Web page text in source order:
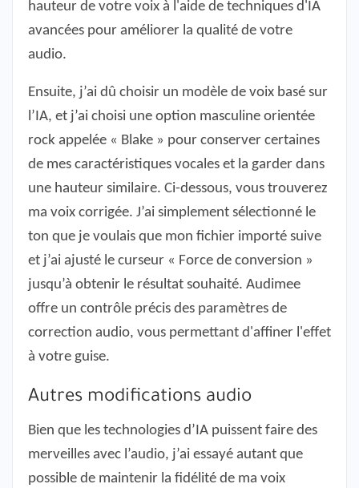
hauteur de votre voix à l'aide de techniques d'IA
avancées pour améliorer la qualité de votre
audio.
Ensuite, j’ai dû choisir un modèle de voix basé sur
l’IA, et j’ai choisi une option masculine orientée
rock appelée « Blake » pour conserver certaines
de mes caractéristiques vocales et la garder dans
une hauteur similaire. Ci-dessous, vous trouverez
ma voix corrigée. J’ai simplement sélectionné le
ton que je voulais que mon fichier importé suive
et j’ai ajusté le curseur « Force de conversion »
jusqu’à obtenir le résultat souhaité. Audimee
offre un contrôle précis des paramètres de
correction audio, vous permettant d'affiner l'effet
à votre guise.
Autres modifications audio
Bien que les technologies d’IA puissent faire des
merveilles avec l’audio, j’ai essayé autant que
possible de maintenir la fidélité de ma voix